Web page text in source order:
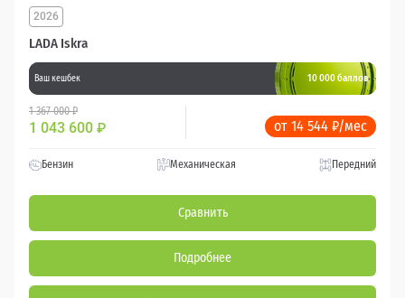
LADA Iskra
2026
Ваш кешбек 10 000 баллов
1 367 000 ₽
1 043 600 ₽ от 14 544 ₽/мес
Бензин Механическая Передний
Сравнить
Подробнее